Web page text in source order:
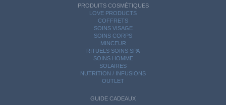
PRODUITS COSMÉTIQUES
LOVE PRODUCTS
COFFRETS
SOINS VISAGE
SOINS CORPS
MINCEUR
RITUELS SOINS SPA
SOINS HOMME
SOLAIRES
NUTRITION / INFUSIONS
OUTLET
GUIDE CADEAUX